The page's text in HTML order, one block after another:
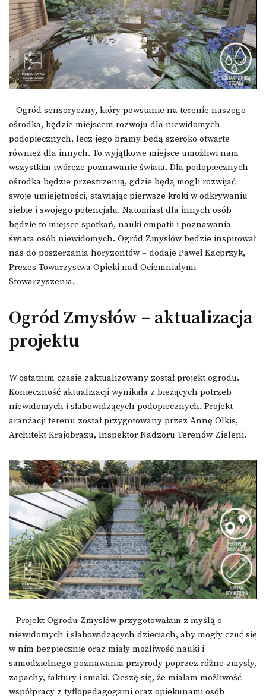
– Ogród sensoryczny, który powstanie na terenie naszego
ośrodka, będzie miejscem rozwoju dla niewidomych
podopiecznych, lecz jego bramy będą szeroko otwarte
również dla innych. To wyjątkowe miejsce umożliwi nam
wszystkim twórcze poznawanie świata. Dla podopiecznych
ośrodka będzie przestrzenią, gdzie będą mogli rozwijać
swoje umiejętności, stawiając pierwsze kroki w odkrywaniu
siebie i swojego potencjału. Natomiast dla innych osób
będzie to miejsce spotkań, nauki empatii i poznawania
świata osób niewidomych. Ogród Zmysłów będzie inspirował
nas do poszerzania horyzontów – dodaje Paweł Kacprzyk,
Prezes Towarzystwa Opieki nad Ociemniałymi
Stowarzyszenia.
Ogród Zmysłów – aktualizacja
projektu
W ostatnim czasie zaktualizowany został projekt ogrodu.
Konieczność aktualizacji wynikała z bieżących potrzeb
niewidomych i słabowidzących podopiecznych. Projekt
aranżacji terenu został przygotowany przez Annę Olkis,
Architekt Krajobrazu, Inspektor Nadzoru Terenów Zieleni.
– Projekt Ogrodu Zmysłów przygotowałam z myślą o
niewidomych i słabowidzących dzieciach, aby mogły czuć się
w nim bezpiecznie oraz miały możliwość nauki i
samodzielnego poznawania przyrody poprzez różne zmysły,
zapachy, faktury i smaki. Cieszę się, że miałam możliwość
współpracy z tyflopedagogami oraz opiekunami osób